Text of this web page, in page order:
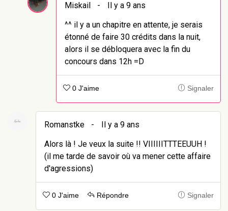
Miskail -
Il y a 9 ans
^^ il y a un chapitre en attente, je serais
étonné de faire 30 crédits dans la nuit,
alors il se débloquera avec la fin du
concours dans 12h =D
0 J'aime Signaler
Romanstke -
Il y a 9 ans
Alors là ! Je veux la suite !! VIIIIIITTTEEUUH !
(il me tarde de savoir où va mener cette affaire
d'agressions)
0 J'aime Répondre Signaler